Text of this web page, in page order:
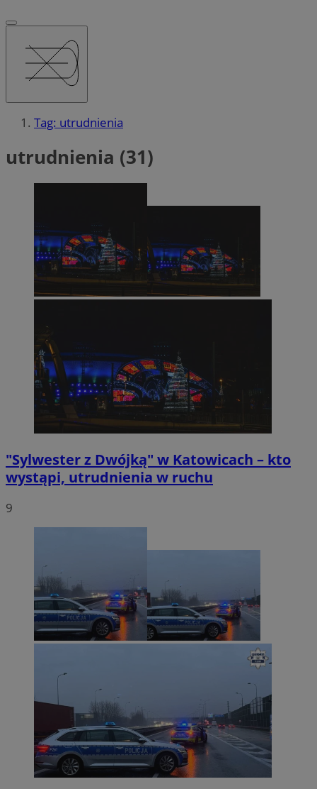
Tag: utrudnienia
utrudnienia (31)
"Sylwester z Dwójką" w Katowicach – kto
wystąpi, utrudnienia w ruchu
9